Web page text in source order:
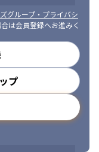
グループ・プライバシ
は会員登録へお進みく
プ